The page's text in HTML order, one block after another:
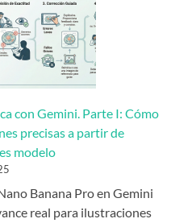
con Gemini. Parte I: Cómo
precisas a partir de
modelo
Banana Pro en Gemini
real para ilustraciones